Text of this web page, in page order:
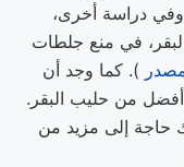
دراسة أخرى،
في منع جلطات
). كما وجد أن
من حليب البقر.
حاجة إلى مزيد من